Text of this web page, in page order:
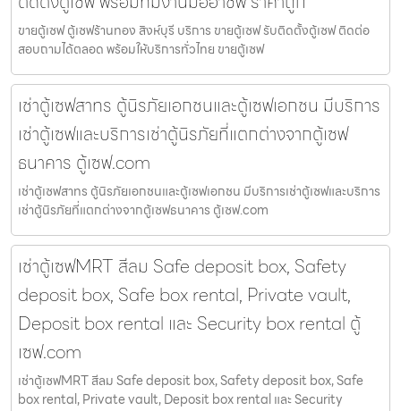
ขายตู้เซฟ ตู้เซฟร้านทอง สิงห์บุรี บริการ ขายตู้เซฟ รับติดตั้งตู้เซฟ ติดต่อ
สอบถามได้ตลอด พร้อมให้บริการทั่วไทย ขายตู้เซฟ
เช่าตู้เซฟสาทร ตู้นิรภัยเอกชนและตู้เซฟเอกชน มีบริการ
เช่าตู้เซฟและบริการเช่าตู้นิรภัยที่แตกต่างจากตู้เซฟ
ธนาคาร ตู้เซฟ.com
เช่าตู้เซฟสาทร ตู้นิรภัยเอกชนและตู้เซฟเอกชน มีบริการเช่าตู้เซฟและบริการ
เช่าตู้นิรภัยที่แตกต่างจากตู้เซฟธนาคาร ตู้เซฟ.com
เช่าตู้เซฟMRT สีลม Safe deposit box, Safety
deposit box, Safe box rental, Private vault,
Deposit box rental และ Security box rental ตู้
เซฟ.com
เช่าตู้เซฟMRT สีลม Safe deposit box, Safety deposit box, Safe
box rental, Private vault, Deposit box rental และ Security